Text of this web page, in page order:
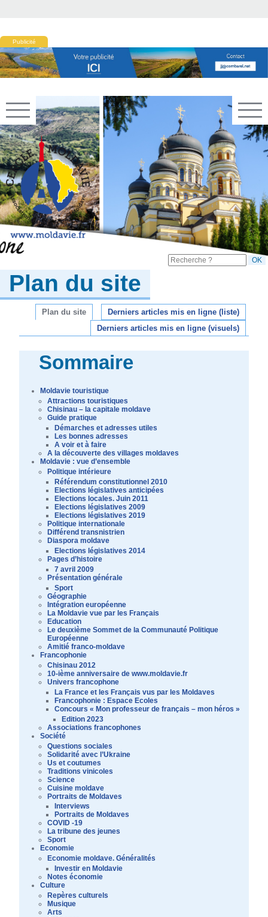
Publicité
Plan du site
Plan du site
Derniers articles mis en ligne (liste)
Derniers articles mis en ligne (visuels)
Sommaire
Moldavie touristique
Attractions touristiques
Chisinau – la capitale moldave
Guide pratique
Démarches et adresses utiles
Les bonnes adresses
A voir et à faire
A la découverte des villages moldaves
Moldavie : vue d’ensemble
Politique intérieure
Référendum constitutionnel 2010
Elections législatives anticipées
Elections locales. Juin 2011
Elections législatives 2009
Elections législatives 2019
Politique internationale
Différend transnistrien
Diaspora moldave
Elections législatives 2014
Pages d’histoire
7 avril 2009
Présentation générale
Sport
Géographie
Intégration européenne
La Moldavie vue par les Français
Education
Le deuxième Sommet de la Communauté Politique
Européenne
Amitié franco-moldave
Francophonie
Chisinau 2012
10-ième anniversaire de www.moldavie.fr
Univers francophone
La France et les Français vus par les Moldaves
Francophonie : Espace Ecoles
Concours « Mon professeur de français – mon héros »
Edition 2023
Associations francophones
Société
Questions sociales
Solidarité avec l’Ukraine
Us et coutumes
Traditions vinicoles
Science
Cuisine moldave
Portraits de Moldaves
Interviews
Portraits de Moldaves
COVID -19
La tribune des jeunes
Sport
Economie
Economie moldave. Généralités
Investir en Moldavie
Notes économie
Culture
Repères culturels
Musique
Arts